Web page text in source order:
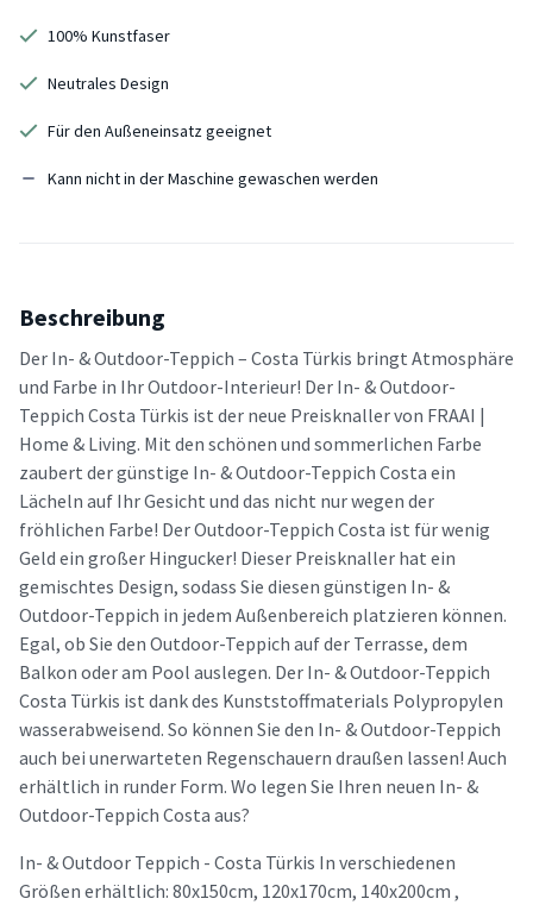
100% Kunstfaser
Neutrales Design
Für den Außeneinsatz geeignet
Kann nicht in der Maschine gewaschen werden
Beschreibung
Der In- & Outdoor-Teppich – Costa Türkis bringt Atmosphäre
und Farbe in Ihr Outdoor-Interieur! Der In- & Outdoor-
Teppich Costa Türkis ist der neue Preisknaller von FRAAI |
Home & Living. Mit den schönen und sommerlichen Farbe
zaubert der günstige In- & Outdoor-Teppich Costa ein
Lächeln auf Ihr Gesicht und das nicht nur wegen der
fröhlichen Farbe! Der Outdoor-Teppich Costa ist für wenig
Geld ein großer Hingucker! Dieser Preisknaller hat ein
gemischtes Design, sodass Sie diesen günstigen In- &
Outdoor-Teppich in jedem Außenbereich platzieren können.
Egal, ob Sie den Outdoor-Teppich auf der Terrasse, dem
Balkon oder am Pool auslegen. Der In- & Outdoor-Teppich
Costa Türkis ist dank des Kunststoffmaterials Polypropylen
wasserabweisend. So können Sie den In- & Outdoor-Teppich
auch bei unerwarteten Regenschauern draußen lassen! Auch
erhältlich in runder Form. Wo legen Sie Ihren neuen In- &
Outdoor-Teppich Costa aus?
In- & Outdoor Teppich - Costa Türkis In verschiedenen
Größen erhältlich: 80x150cm, 120x170cm, 140x200cm ,